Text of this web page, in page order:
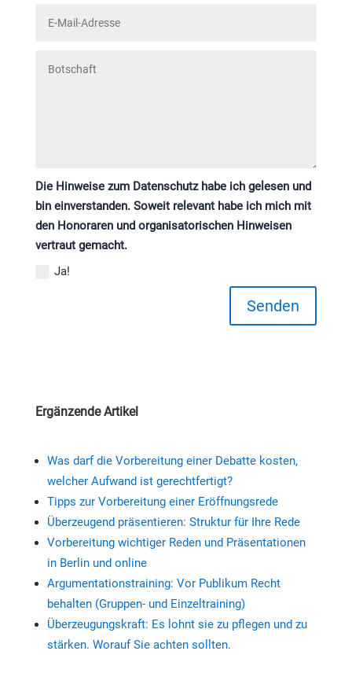
Die Hinweise zum Datenschutz habe ich gelesen und
bin einverstanden. Soweit relevant habe ich mich mit
den Honoraren und organisatorischen Hinweisen
vertraut gemacht.
Ja!
Senden
Ergänzende Artikel
Was darf die Vorbereitung einer Debatte kosten,
welcher Aufwand ist gerechtfertigt?
Tipps zur Vorbereitung einer Eröffnungsrede
Überzeugend präsentieren: Struktur für Ihre Rede
Vorbereitung wichtiger Reden und Präsentationen
in Berlin und online
Argumentationstraining: Vor Publikum Recht
behalten (Gruppen- und Einzeltraining)
Überzeugungskraft: Es lohnt sie zu pflegen und zu
stärken. Worauf Sie achten sollten.